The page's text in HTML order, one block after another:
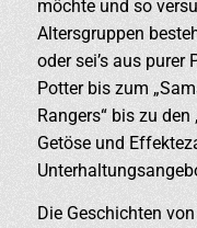
möchte und so
Altersgruppen
oder sei’s aus
Potter bis zum
Rangers“ bis zu
Getöse und
Die Geschichten